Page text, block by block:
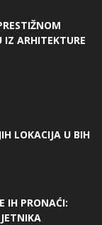
IZ ARHITEKTURE
LOKACIJA U BIH
IH PRONAĆI: